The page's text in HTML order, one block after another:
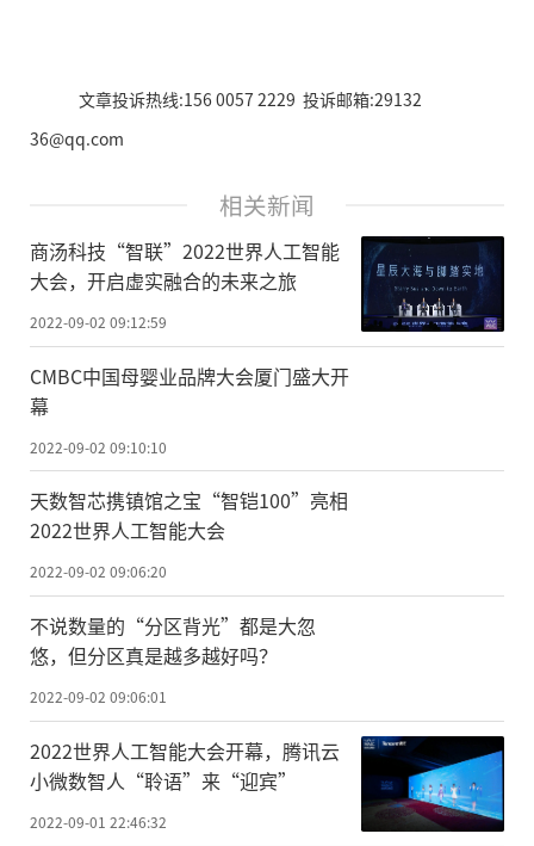
文章投诉热线:156 0057 2229 投诉邮箱:29132
36@qq.com
相关新闻
商汤科技“智联”2022世界人工智能
大会，开启虚实融合的未来之旅
2022-09-02 09:12:59
CMBC中国母婴业品牌大会厦门盛大开
幕
2022-09-02 09:10:10
天数智芯携镇馆之宝“智铠100”亮相
2022世界人工智能大会
2022-09-02 09:06:20
不说数量的“分区背光”都是大忽
悠，但分区真是越多越好吗？
2022-09-02 09:06:01
2022世界人工智能大会开幕，腾讯云
小微数智人“聆语”来“迎宾”
2022-09-01 22:46:32